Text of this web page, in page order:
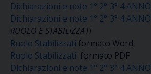
Dichiarazioni e note 1° 2° 3° 4 ANNO
Dichiarazioni e note 1° 2° 3° 4 ANNO
RUOLO E STABILIZZATI
Ruolo Stabilizzati formato Word
Ruolo Stabilizzati formato PDF
Dichiarazioni e note 1° 2° 3° 4 ANNO